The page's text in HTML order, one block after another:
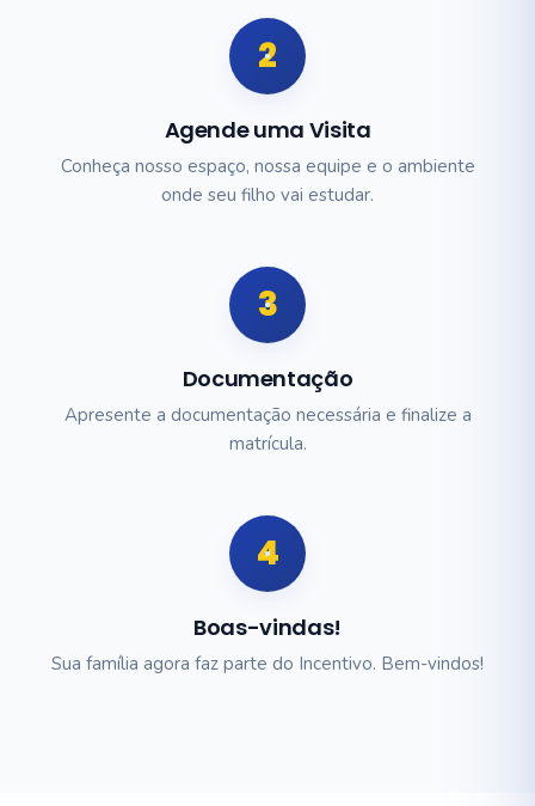
2
Agende uma Visita
Conheça nosso espaço, nossa equipe e o ambiente
onde seu filho vai estudar.
3
Documentação
Apresente a documentação necessária e finalize a
matrícula.
4
Boas-vindas!
Sua família agora faz parte do Incentivo. Bem-vindos!